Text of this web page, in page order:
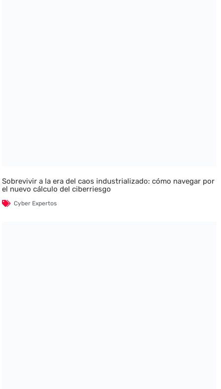
Sobrevivir a la era del caos industrializado: cómo navegar por
el nuevo cálculo del ciberriesgo
Cyber Expertos